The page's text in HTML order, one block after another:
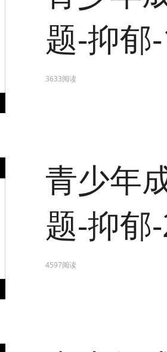
题-抑郁-
3633阅读
青少年
题-抑郁
4597阅读